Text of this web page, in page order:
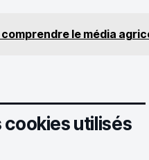
comprendre le média
cookies utilisés